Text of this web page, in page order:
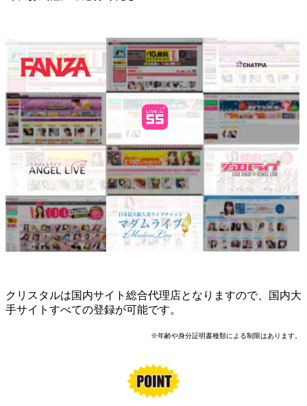
クリスタルは国内サイト総合代理店となりますので、国内大
手サイトすべての登録が可能です。
※年齢や身分証明書種類による制限はあります。